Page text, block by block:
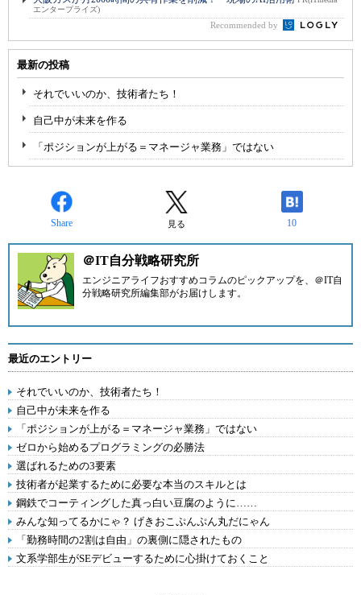
エンタープライズ)
Recommended by
最新の投稿
それでいいのか、技術者たち！
自己中が未来を作る
「ポジションが上がる＝マネージャ業務」ではない
Share 見る 10
＠IT自分戦略研究所
エンジニアライフおすすめコラムのピックアップを、 ＠IT自
分戦略研究所編集部がお届けします。
最近のエントリー
それでいいのか、技術者たち！
自己中が未来を作る
「ポジションが上がる＝マネージャ業務」ではない
ゼロから始めるプログラミングの必勝法
選ばれるための3要素
技術者が起業するために必要な本当のスキルとは
鋼鉄でコーティングした真っ白い豆腐のように……
みんな知ってるかにゃ？ げきおこぷんぷん丸だにゃん
「勤務時間の2割は自由」の裏側に隠されたもの
文系学部生がSEデビューするために心掛けておくこと